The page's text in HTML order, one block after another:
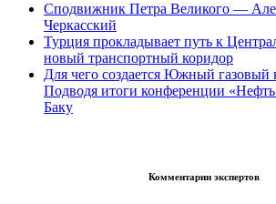
Сподвижник Петра Великого —
Черкасский
Турция прокладывает путь к
новый транспортный коридор
Для чего создается Южный
Подводя итоги конференции «Нефть
Баку
Комментарии экспертов